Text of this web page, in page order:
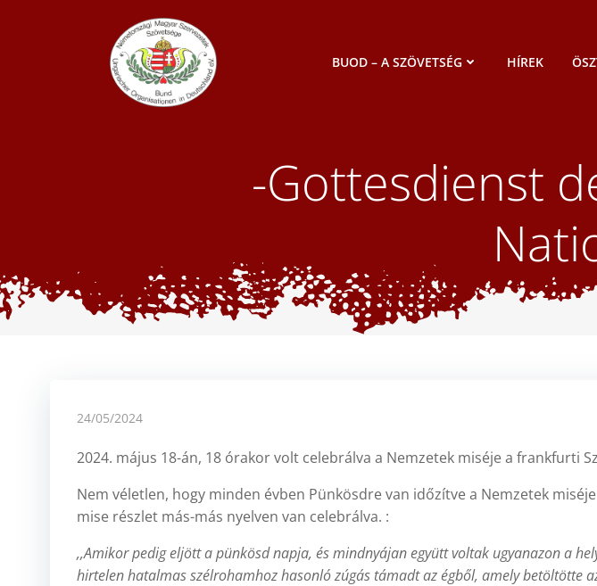
BUOD – A SZÖVETSÉG HÍREK
-Gottesdienst
24/05/2024
2024. május 18-án, 18 órakor volt celebrálva a Nemzetek miséje a frankfurti
Nem véletlen, hogy minden évben Pünkösdre van időzítve a Nemzetek
mise részlet más-más nyelven van celebrálva. :
,,Amikor pedig eljött a pünkösd napja, és mindnyájan együtt voltak ugyanazon a
hirtelen hatalmas szélrohamhoz hasonló zúgás támadt az égből, amely betöltötte